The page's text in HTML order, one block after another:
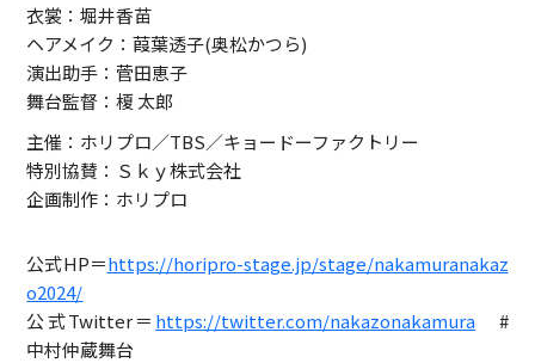
衣裳：堀井香苗
ヘアメイク：葭葉透子(奥松かつら)
演出助手：菅田恵子
舞台監督：榎 太郎
主催：ホリプロ／TBS／キョードーファクトリー
特別協賛：Ｓｋｙ株式会社
企画制作：ホリプロ
公式HP＝https://horipro-stage.jp/stage/nakamuranakaz
o2024/
公式Twitter＝ https://twitter.com/nakazonakamura #
中村仲蔵舞台